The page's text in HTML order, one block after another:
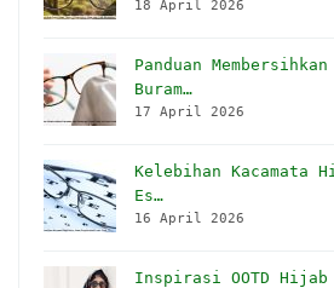
18 April 2026
Panduan
Buram…
17 April 2026
Kelebihan Kacamata
Es…
16 April 2026
Inspirasi OOTD Hijab